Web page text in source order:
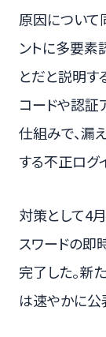
原因について
ントに多要素
とだと説明す
コードや認
仕組みで、漏
する不正ログ
対策として4
スワードの即
完了した。新
は速やかに公